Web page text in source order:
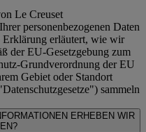
Le Creuset
personenbezogenen Daten
Erklärung erläutert, wie wir
der EU-Gesetzgebung zum
Grundverordnung der EU
Gebiet oder Standort
Datenschutzgesetze") sammeln
ERHEBEN WIR